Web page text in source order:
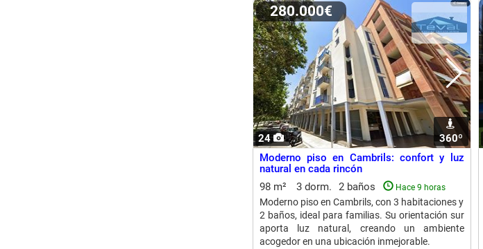
24 360º
280.000€
Moderno piso en Cambrils: confort y luz
natural en cada rincón
98 m²
3 dorm. 2 baños Hace 9 horas
Moderno piso en Cambrils, con 3 habitaciones y
2 baños, ideal para familias. Su orientación sur
aporta luz natural, creando un ambiente
acogedor en una ubicación inmejorable.